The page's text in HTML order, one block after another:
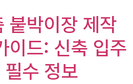
붙박이장 제작
이드: 신축 입주
수 정보